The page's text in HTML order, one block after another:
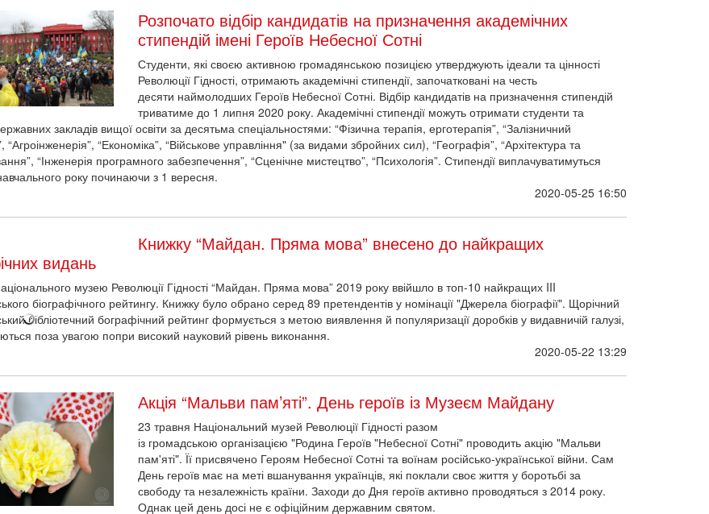
Розпочато відбір кандидатів на призначення академічних
стипендій імені Героїв Небесної Сотні
Студенти, які своєю активною громадянською позицією утверджують ідеали та цінності
Революції Гідності, отримають академічні стипендії, започатковані на честь
десяти наймолодших Героїв Небесної Сотні. Відбір кандидатів на призначення стипендій
триватиме до 1 липня 2020 року. Академічні стипендії можуть отримати студенти та
закладів вищої освіти за десятьма спеціальностями: “Фізична терапія, ерготерапія”, “Залізничний
“Агроінженерія”, “Економіка”, “Військове управління" (за видами збройних сил), “Географія”, “Архітектура та
“Інженерія програмного забезпечення”, “Сценічне мистецтво”, “Психологія”. Стипендії виплачуватимуться
року починаючи з 1 вересня.
2020-05-25 16:50
Книжку “Майдан. Пряма мова” внесено до найкращих
видань
музею Революції Гідності “Майдан. Пряма мова” 2019 року ввійшло в топ-10 найкращих III
біографічного рейтингу. Книжку було обрано серед 89 претендентів у номінації "Джерела біографії". Щорічний
бібліотечний бографічний рейтинг формується з метою виявлення й популяризації доробків у видавничій галузі,
поза увагою попри високий науковий рівень виконання.
2020-05-22 13:29
Акція “Мальви пам’яті”. День героїв із Музеєм Майдану
23 травня Національний музей Революції Гідності разом
із громадською організацією "Родина Героїв "Небесної Сотні" проводить акцію "Мальви
пам'яті". Її присвячено Героям Небесної Сотні та воїнам російсько-української війни. Сам
День героїв має на меті вшанування українців, які поклали своє життя у боротьбі за
свободу та незалежність країни. Заходи до Дня героїв активно проводяться з 2014 року.
Однак цей день досі не є офіційним державним святом.